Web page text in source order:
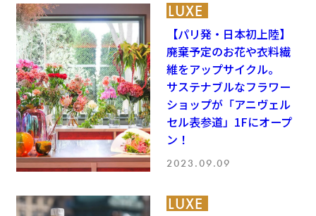
LUXE
【パリ発・日本初上陸】
廃棄予定のお花や衣料繊
維をアップサイクル。
サステナブルなフラワー
ショップが「アニヴェル
セル表参道」1Fにオープ
ン！
2023.09.09
LUXE